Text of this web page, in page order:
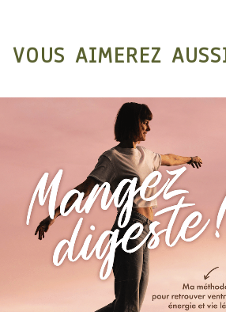
VOUS AIMEREZ